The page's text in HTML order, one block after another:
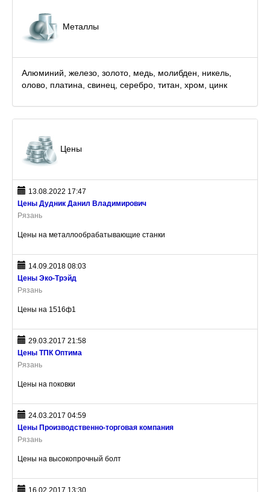
Металлы
Алюминий, железо, золото, медь, молибден, никель,
олово, платина, свинец, серебро, титан, хром, цинк
Цены
13.08.2022 17:47
Цены Дудник Данил Владимирович
Рязань
Цены на металлообрабатывающие станки
14.09.2018 08:03
Цены Эко-Трэйд
Рязань
Цены на 1516ф1
29.03.2017 21:58
Цены ТПК Оптима
Рязань
Цены на поковки
24.03.2017 04:59
Цены Производственно-торговая компания
Рязань
Цены на высокопрочный болт
16.02.2017 13:30